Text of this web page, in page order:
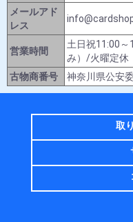
メールアド
レス
営業時間
土日祝11:00～
み）/火曜定休
古物商番号
神奈川県公安
取